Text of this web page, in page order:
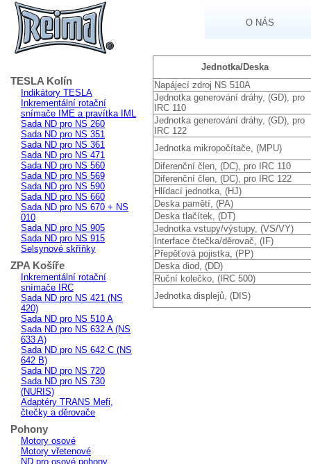
O NÁS
TESLA Kolín
Indikátory TESLA
Inkrementální rotační
snímače IME a pravítka IML
Sada ND pro NS 260
Sada ND pro NS 351
Sada ND pro NS 361
Sada ND pro NS 471
Sada ND pro NS 560
Sada ND pro NS 569
Sada ND pro NS 590
Sada ND pro NS 660
Sada ND pro NS 670 + NS
010
Sada ND pro NS 905
Sada ND pro NS 915
Selsynové skříňky
ZPA Košíře
Inkrementální rotační
snímače IRC
Sada ND pro NS 421 (NS
420)
Sada ND pro NS 510 A
Sada ND pro NS 632 A (NS
633 A)
Sada ND pro NS 642 C (NS
642 B)
Sada ND pro NS 720
Sada ND pro NS 730
(NURIS)
Adaptéry TRANS Mefi,
čtečky a děrovače
Pohony
Motory osové
Motory vřetenové
ND pro osové pohony
Jednotka/Deska
Napájecí zdroj NS 510A
Jednotka generování dráhy, (GD), pro
IRC 110
Jednotka generování dráhy, (GD), pro
IRC 122
Jednotka mikropočítače, (MPU)
Diferenční člen, (DC), pro IRC 110
Diferenční člen, (DC), pro IRC 122
Hlídací jednotka, (HJ)
Deska pamětí, (PA)
Deska tlačítek, (DT)
Jednotka vstupy/výstupy, (VS/VY)
Interface čtečka/děrovač, (IF)
Přepěťová pojistka, (PP)
Deska diod, (DD)
Ruční kolečko, (IRC 500)
Jednotka displejů, (DIS)